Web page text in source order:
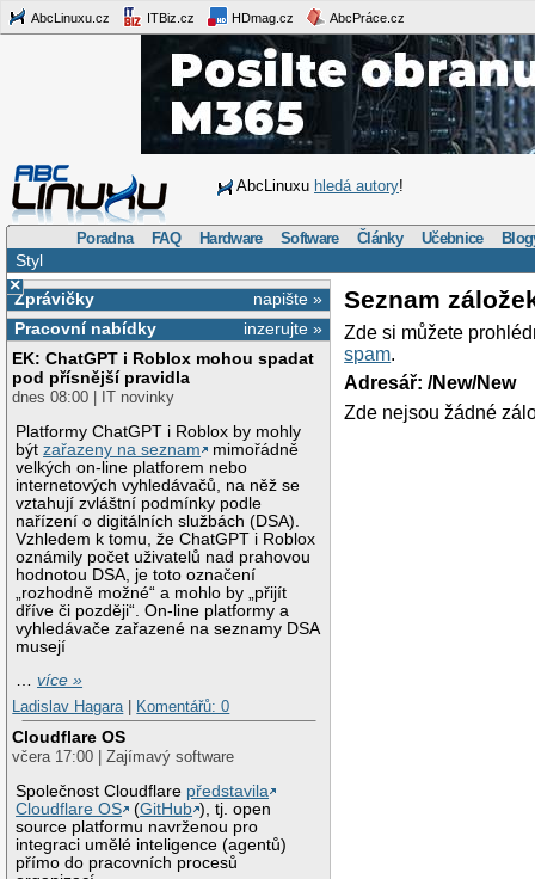
AbcLinuxu.cz ITBiz.cz HDmag.cz AbcPráce.cz
AbcLinuxu hledá autory!
Poradna FAQ Hardware Software Články Učebnice
Styl
×
napište »
Zprávičky
inzerujte »
Pracovní nabídky
EK: ChatGPT i Roblox mohou spadat
pod přísnější pravidla
dnes 08:00 | IT novinky
Platformy ChatGPT i Roblox by mohly
býtzařazeny na seznam
mimořádně
velkých on-line platforem nebo
internetových vyhledávačů, na něž se
vztahují zvláštní podmínky podle
nařízení o digitálních službách (DSA).
Vzhledem k tomu, že ChatGPT i Roblox
oznámily počet uživatelů nad prahovou
hodnotou DSA, je toto označení
„rozhodně možné“ a mohlo by „přijít
dříve či později“. On-line platformy a
vyhledávače zařazené na seznamy DSA
musejí
…více »
Ladislav Hagara
Komentářů: 0
Cloudflare OS
včera 17:00 | Zajímavý software
Společnost Cloudflare představila
Cloudflare OS
(GitHub ), tj. open
source platformu navrženou pro
integraci umělé inteligence (agentů)
přímo do pracovních procesů
Seznam
Zde si můžete
spam.
Adresář: /New/New
Zde nejsou žádné